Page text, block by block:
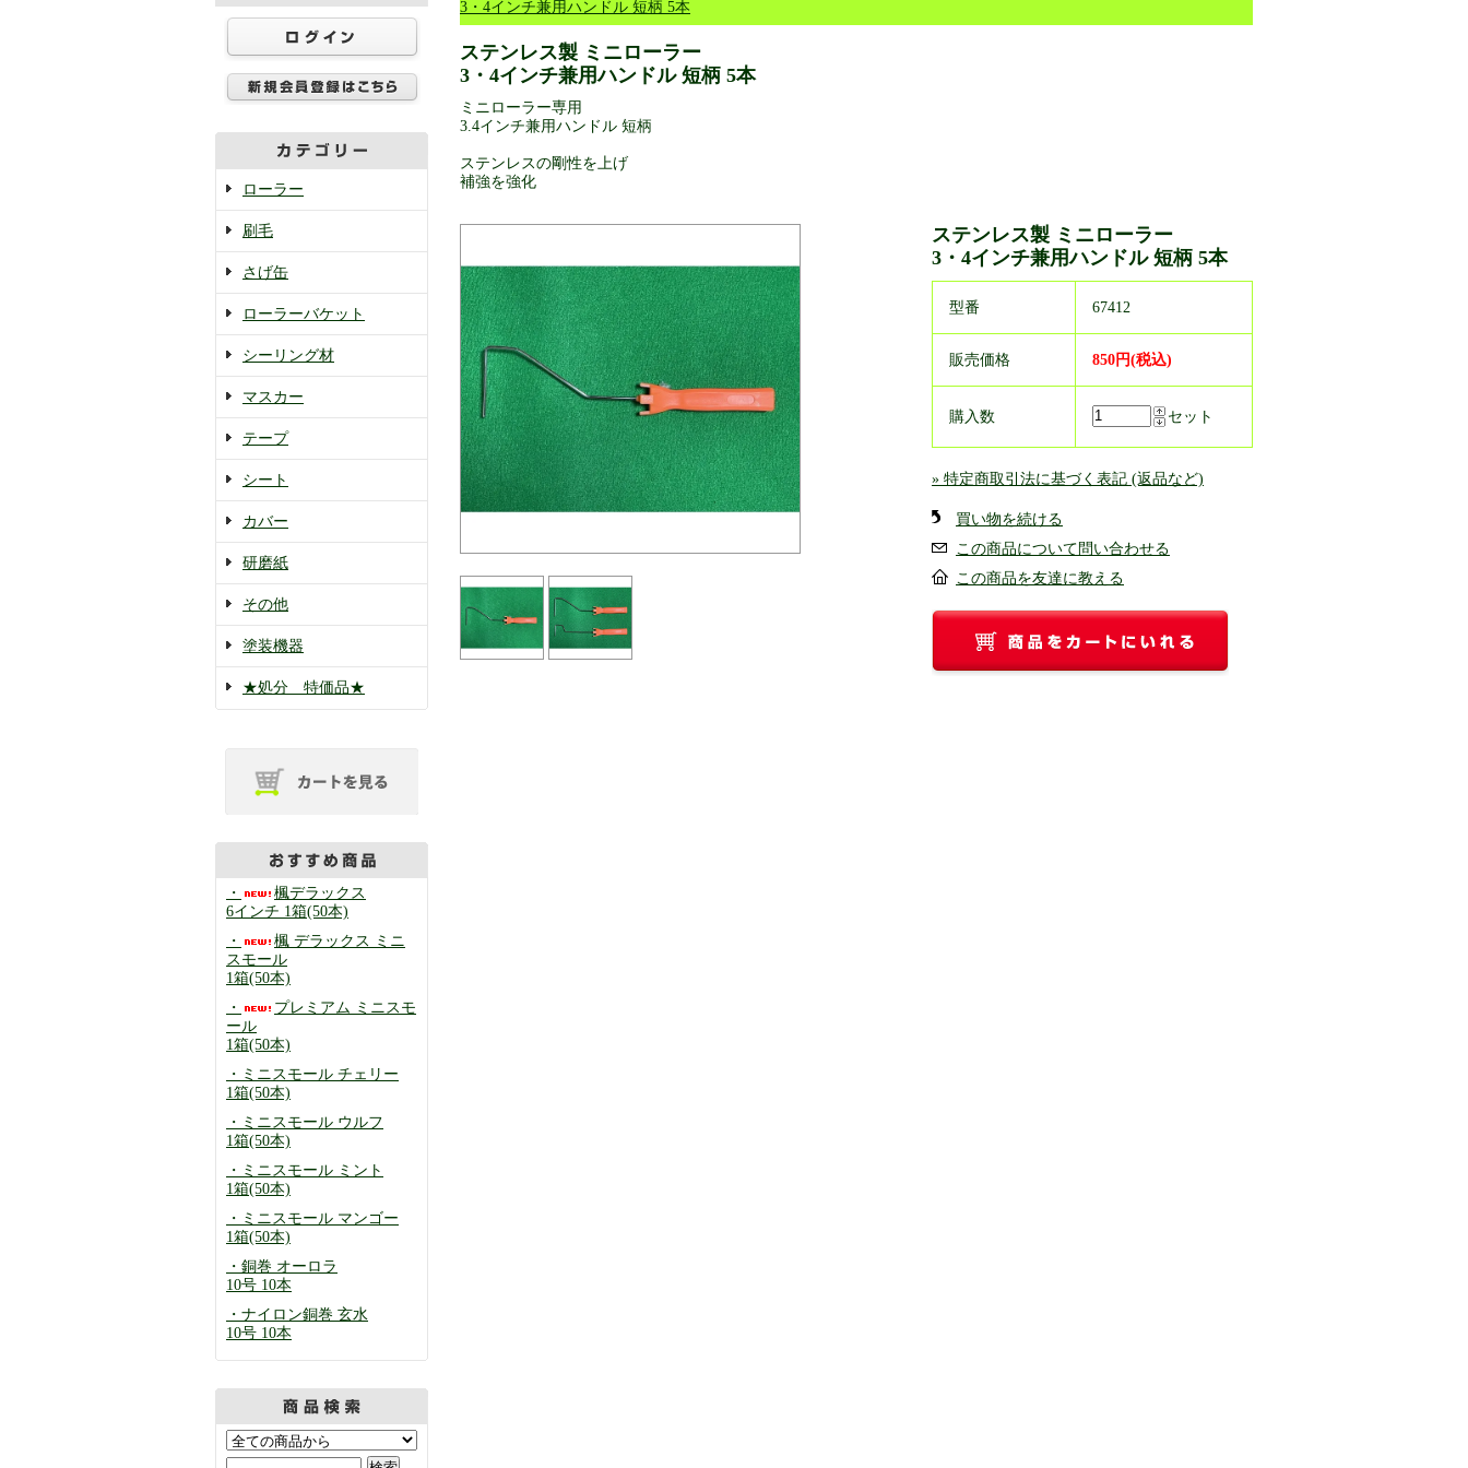
ローラー
刷毛
さげ缶
ローラーバケット
シーリング材
マスカー
テープ
シート
カバー
研磨紙
その他
塗装機器
★処分 特価品★
・
楓デラックス
6インチ 1箱(50本)
・
楓 デラックス ミニ
スモール
1箱(50本)
・
プレミアム ミニスモ
ール
1箱(50本)
・ミニスモール チェリー
1箱(50本)
・ミニスモール ウルフ
1箱(50本)
・ミニスモール ミント
1箱(50本)
・ミニスモール マンゴー
1箱(50本)
・銅巻 オーロラ
10号 10本
・ナイロン銅巻 玄水
10号 10本
3・4インチ兼用ハンドル 短柄 5本
ステンレス製 ミニローラー
3・4インチ兼用ハンドル 短柄 5本
ミニローラー専用
3.4インチ兼用ハンドル 短柄
ステンレスの剛性を上げ
補強を強化
ステンレス製 ミニローラー
3・4インチ兼用ハンドル 短柄 5本
型番 67412
販売価格 850円(税込)
購入数 セット
» 特定商取引法に基づく表記 (返品など)
買い物を続ける
この商品について問い合わせる
この商品を友達に教える